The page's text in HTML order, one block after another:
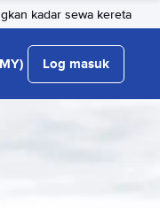
kadar sewa kereta
Log masuk